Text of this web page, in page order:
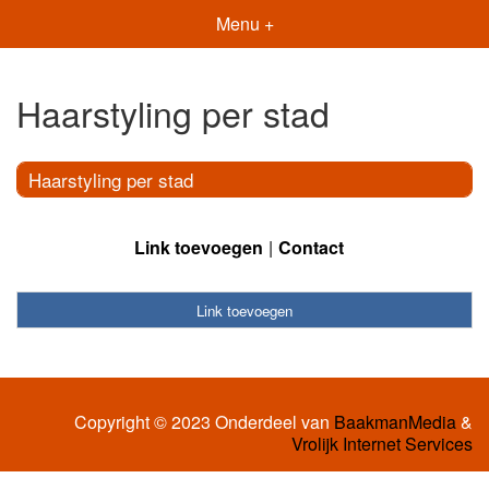
Menu +
Haarstyling per stad
Haarstyling per stad
Link toevoegen Contact
Link toevoegen
Copyright © 2023 Onderdeel van BaakmanMedia&
Vrolijk Internet Services